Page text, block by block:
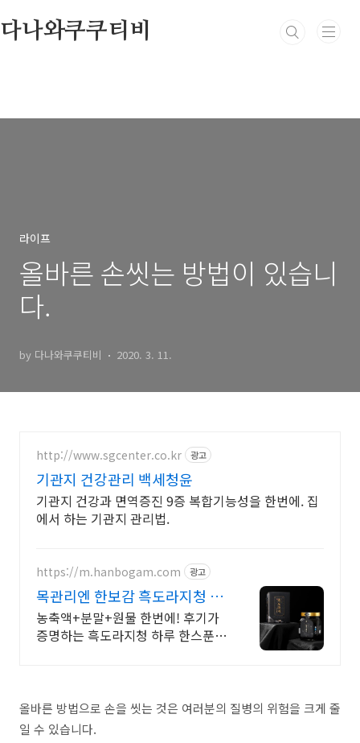
다나와쿠쿠티비
라이프
올바른 손씻는 방법이 있습니
다.
by 다나와쿠쿠티비 2020. 3. 11.
http://www.sgcenter.co.kr 광고
기관지 건강관리 백세청윤
기관지 건강과 면역증진 9증 복합기능성을 한번에. 집
에서 하는 기관지 관리법.
https://m.hanbogam.com 광고
목관리엔 한보감 흑도라지청 2
개 구매시 흑마늘청 증정
농축액+분말+원물 한번에! 후기가
증명하는 흑도라지청 하루 한스푼,
올바른 방법으로 손을 씻는 것은 여러분의 질병의 위험을 크게 줄
일 수 있습니다.